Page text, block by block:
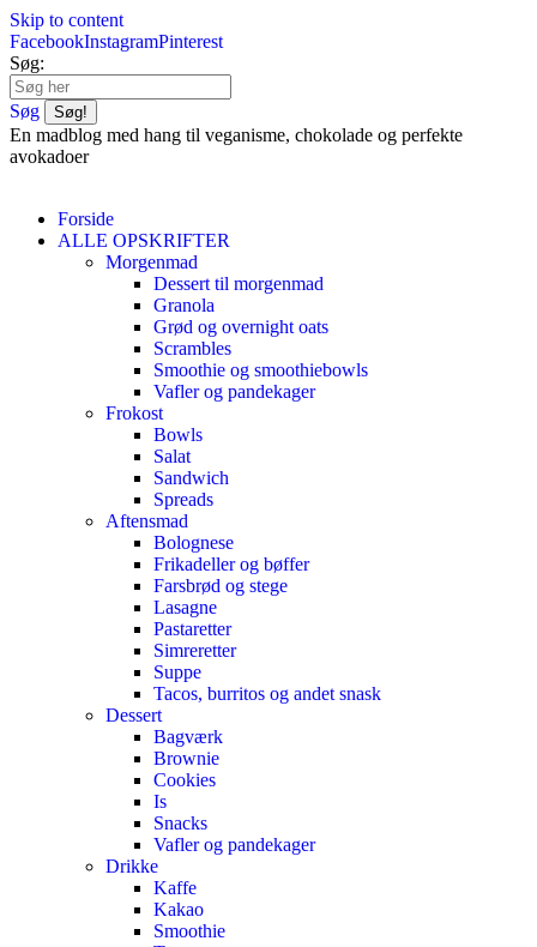
Skip to content
FacebookInstagramPinterest
Søg:
Søg
En madblog med hang til veganisme, chokolade og perfekte
avokadoer
Forside
ALLE OPSKRIFTER
Morgenmad
Dessert til morgenmad
Granola
Grød og overnight oats
Scrambles
Smoothie og smoothiebowls
Vafler og pandekager
Frokost
Bowls
Salat
Sandwich
Spreads
Aftensmad
Bolognese
Frikadeller og bøffer
Farsbrød og stege
Lasagne
Pastaretter
Simreretter
Suppe
Tacos, burritos og andet snask
Dessert
Bagværk
Brownie
Cookies
Is
Snacks
Vafler og pandekager
Drikke
Kaffe
Kakao
Smoothie